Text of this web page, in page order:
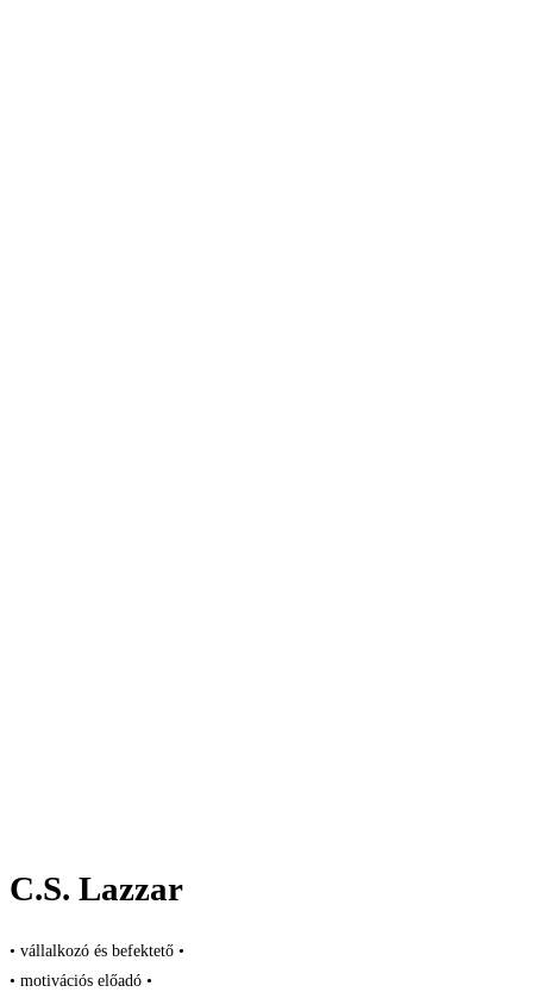
C.S. Lazzar
• vállalkozó és befektető •
• motivációs előadó •